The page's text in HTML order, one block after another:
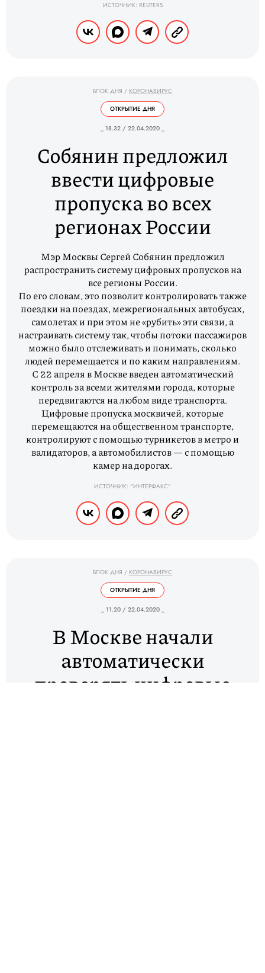
ИСТОЧНИК: REUTERS
БЛОК ДНЯ / КОРОНАВИРУС
ОТКРЫТИЕ ДНЯ
_ 18.32 / 22.04.2020 _
Собянин предложил
ввести цифровые
пропуска во всех
регионах России
Мэр Москвы Сергей Собянин предложил
распространить систему цифровых пропусков на
все регионы России.
По его словам, это позволит контролировать также
поездки на поездах, межрегиональных автобусах,
самолетах и при этом не «рубить» эти связи, а
настраивать систему так, чтобы потоки пассажиров
можно было отслеживать и понимать, сколько
людей перемещается и по каким направлениям.
С 22 апреля в Москве введен автоматический
контроль за всеми жителями города, которые
передвигаются на любом виде транспорта.
Цифровые пропуска москвичей, которые
перемещаются на общественном транспорте,
контролируют с помощью турникетов в метро и
валидаторов, а автомобилистов — с помощью
камер на дорогах.
ИСТОЧНИК: "ИНТЕРФАКС"
БЛОК ДНЯ / КОРОНАВИРУС
ОТКРЫТИЕ ДНЯ
_ 11.20 / 22.04.2020 _
В Москве начали
автоматически
проверять цифровые